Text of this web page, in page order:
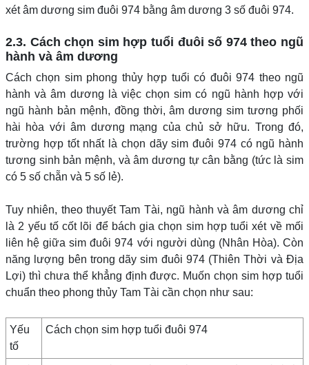
xét âm dương sim đuôi 974 bằng âm dương 3 số đuôi 974.
2.3. Cách chọn sim hợp tuổi đuôi số 974 theo ngũ
hành và âm dương
Cách chọn sim phong thủy hợp tuổi có đuôi 974 theo ngũ
hành và âm dương là việc chọn sim có ngũ hành hợp với
ngũ hành bản mệnh, đồng thời, âm dương sim tương phối
hài hòa với âm dương mạng của chủ sở hữu. Trong đó,
trường hợp tốt nhất là chọn dãy sim đuôi 974 có ngũ hành
tương sinh bản mệnh, và âm dương tự cân bằng (tức là sim
có 5 số chẵn và 5 số lẻ).
Tuy nhiên, theo thuyết Tam Tài, ngũ hành và âm dương chỉ
là 2 yếu tố cốt lõi để bách gia chọn sim hợp tuổi xét về mối
liên hệ giữa sim đuôi 974 với người dùng (Nhân Hòa). Còn
năng lượng bên trong dãy sim đuôi 974 (Thiên Thời và Địa
Lợi) thì chưa thể khẳng định được. Muốn chọn sim hợp tuổi
chuẩn theo phong thủy Tam Tài cần chọn như sau:
Yếu
tố
Cách chọn sim hợp tuổi đuôi 974